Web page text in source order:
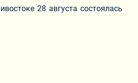
28 августа состоялась